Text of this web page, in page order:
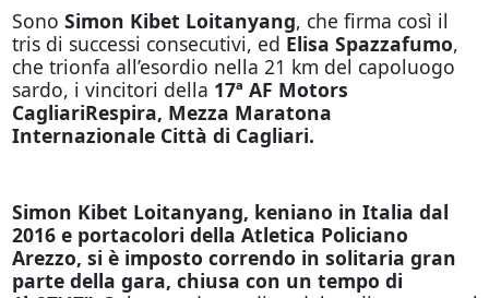
Sono Simon Kibet Loitanyang, che firma così il
tris di successi consecutivi, ed Elisa Spazzafumo,
che trionfa all’esordio nella 21 km del capoluogo
sardo, i vincitori della 17ª AF Motors
CagliariRespira, Mezza Maratona
Internazionale Città di Cagliari.
Simon Kibet Loitanyang, keniano in Italia dal
2016 e portacolori della Atletica Policiano
Arezzo, si è imposto correndo in solitaria gran
parte della gara, chiusa con un tempo di